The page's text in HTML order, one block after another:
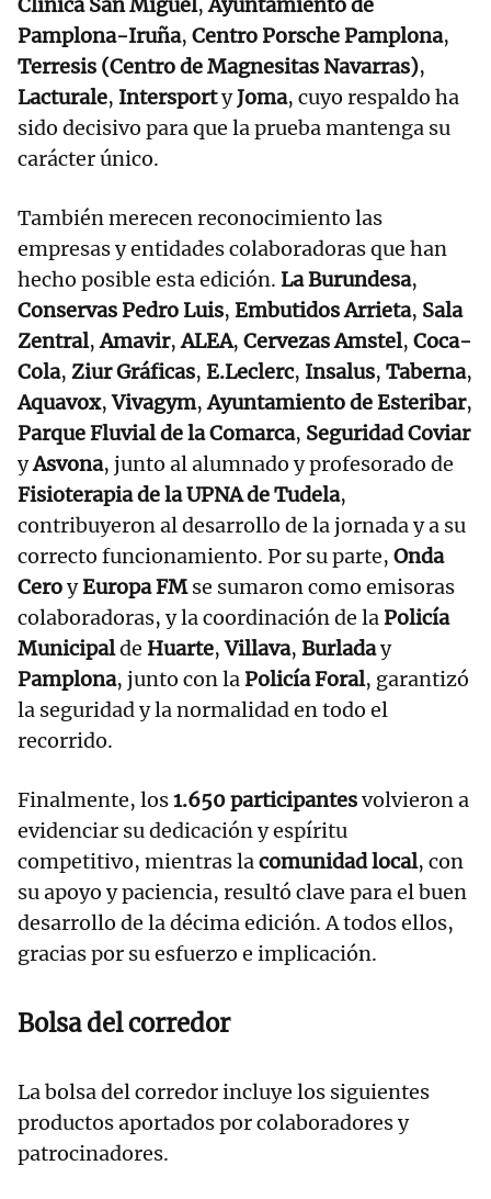
Clínica San Miguel,Ayuntamiento de
Pamplona-Iruña, Centro Porsche Pamplona,
Terresis (Centro de Magnesitas Navarras),
Lacturale, IntersportyJoma, cuyo respaldo ha
sido decisivo para que la prueba mantenga su
carácter único.
También merecen reconocimiento las
empresas y entidades colaboradoras que han
hecho posible esta edición. La Burundesa,
Conservas Pedro Luis, Embutidos Arrieta, Sala
Zentral,Amavir,ALEA, Cervezas Amstel, Coca-
Cola, Ziur Gráficas, E.Leclerc, Insalus, Taberna,
Aquavox,Vivagym,Ayuntamiento de Esteribar,
Parque Fluvial de la Comarca, Seguridad Coviar
yAsvona, junto al alumnado y profesorado de
Fisioterapia de la UPNA de Tudela,
contribuyeron al desarrollo de la jornada y a su
correcto funcionamiento. Por su parte, Onda
CeroyEuropa FMse sumaron como emisoras
colaboradoras, y la coordinación de laPolicía
Municipalde Huarte,Villava, Burladay
Pamplona, junto con laPolicía Foral, garantizó
la seguridad y la normalidad en todo el
recorrido.
Finalmente, los1.650 participantesvolvieron a
evidenciar su dedicación y espíritu
competitivo, mientras lacomunidad local, con
su apoyo y paciencia, resultó clave para el buen
desarrollo de la décima edición. A todos ellos,
gracias por su esfuerzo e implicación.
Bolsa del corredor
La bolsa del corredor incluye los siguientes
productos aportados por colaboradores y
patrocinadores.